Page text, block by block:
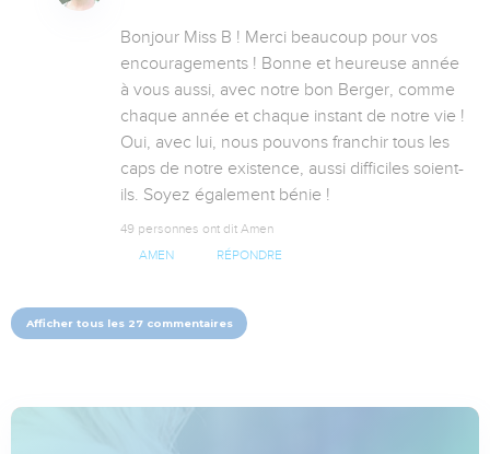
Bonjour Miss B ! Merci beaucoup pour vos
encouragements ! Bonne et heureuse année
à vous aussi, avec notre bon Berger, comme
chaque année et chaque instant de notre vie !
Oui, avec lui, nous pouvons franchir tous les
caps de notre existence, aussi difficiles soient-
ils. Soyez également bénie !
49 personnes ont dit Amen
AMEN RÉPONDRE
Afficher tous les 27 commentaires